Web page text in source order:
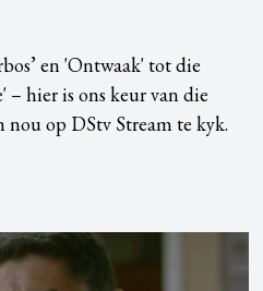
en 'Ontwaak' tot die
– hier is ons keur van die
nou op DStv Stream te kyk.